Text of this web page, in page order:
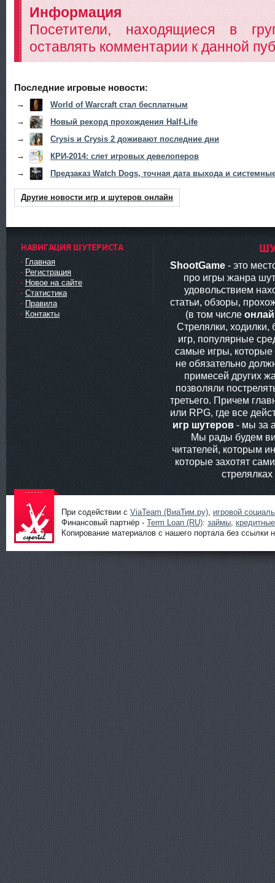
Информация
Посетители, находящиеся в
оставлять комментарии к данной
Последние игровые новости:
→
World of Warcraft стал бесплатным
→
Новый рекорд прохождения Half-Life
→
Crysis и Crysis 2 доживают последние дни
→
КРИ-2014: слет игровых девелоперов
→
Предзаказ Watch Dogs, точная дата выхода и
Другие новости игр и шутеров онлайн
НАВИГАЦИЯ ШУТЕРИСТА
Главная
Регистрация
Новое на сайте
Статистика
Правила
Контакты
ShootGame- это
про игры жанра
удовольствием
статьи, обзоры,
(в том числе
Стрелялки, ходилки,
игр, популярные
самые игры, которые
не обязательно
примесей других
позволяли
третьего. Причем
или RPG, где все
игр шутеров- мы за
Мы рады будем
читателей, которым
которые захотят
Шутеры
онлайн от
ShootGame:
новости,
статьи,
обзоры и
прохождени
я игр
При содействии с ViaTeam (ВиаТим.ру), игровой
Финансовый партнёр - Term Loan (RU): займы,
Копирование материалов с нашего портала без ссылки